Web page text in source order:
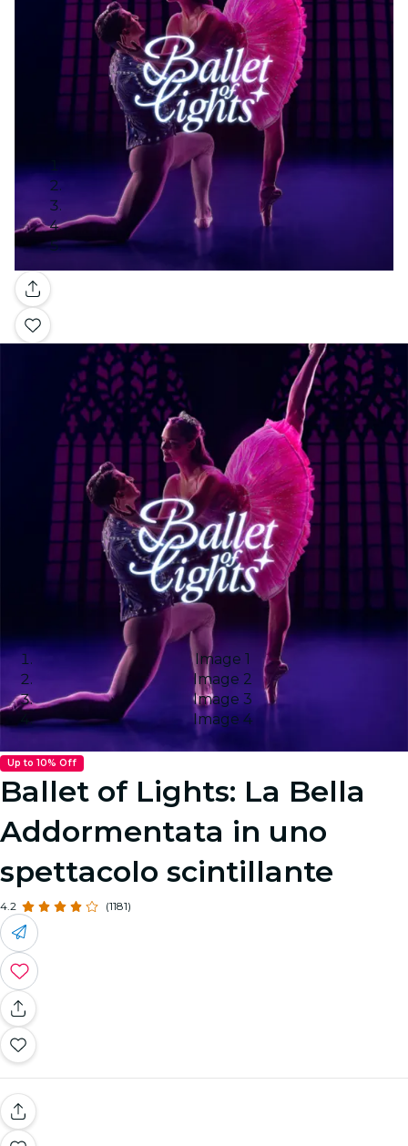
Galleria
Image 1
Image 2
Image 3
Image 4
Up to 10% Off
Ballet of Lights: La Bella
Addormentata in uno
spettacolo scintillante
4.2 (1181)